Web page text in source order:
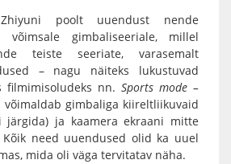
Zhiyuni poolt uuendust nende
võimsale gimbaliseeriale, millel
teiste seeriate, varasemalt
– nagu näiteks lukustuvad
filmimisoludeks nn. Sports mode –
võimaldab gimbaliga kiireltliikuvaid
järgida) ja kaamera ekraani mitte
need uuendused olid ka uuel
mida oli väga tervitatav näha.